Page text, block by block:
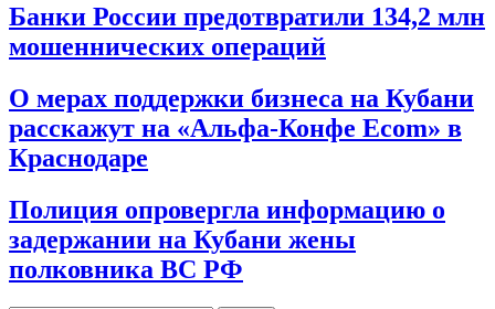
Банки России предотвратили 134,2 млн
мошеннических операций
О мерах поддержки бизнеса на Кубани
расскажут на «Альфа-Конфе Ecom» в
Краснодаре
Полиция опровергла информацию о
задержании на Кубани жены
полковника ВС РФ